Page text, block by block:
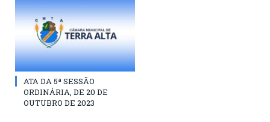
ATA DA 5ª SESSÃO
ORDINÁRIA, DE 20 DE
OUTUBRO DE 2023